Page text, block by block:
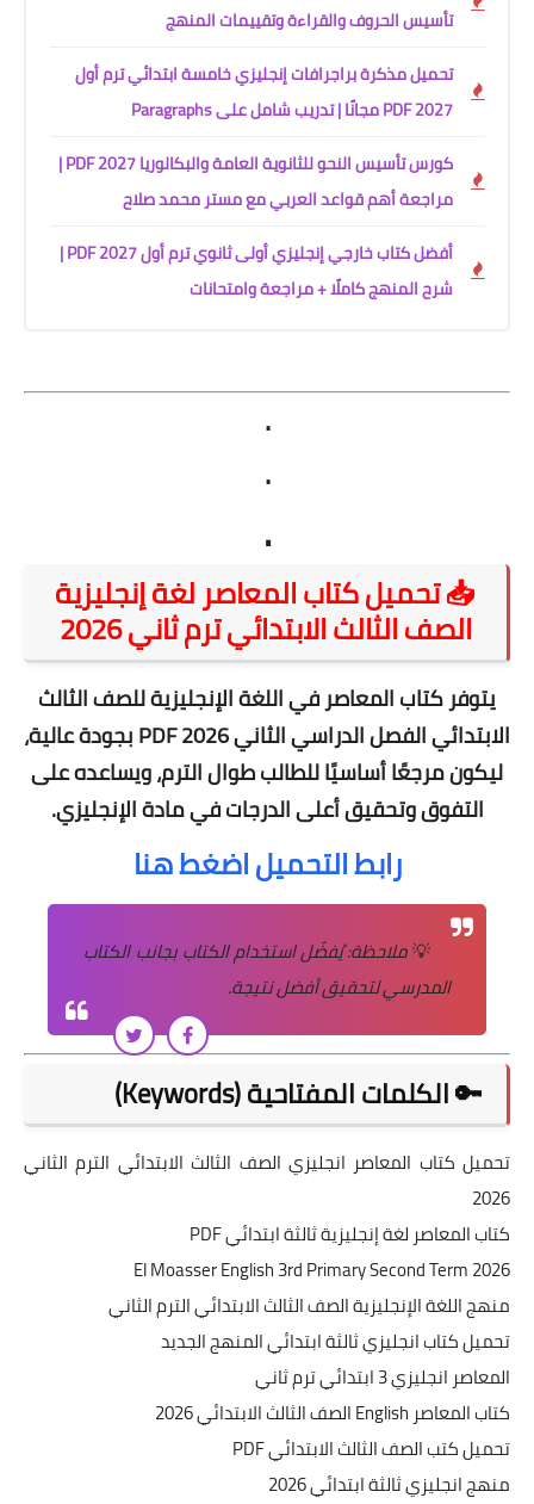
تأسيس الحروف والقراءة وتقييمات المنهج
تحميل مذكرة براجرافات إنجليزي خامسة ابتدائي ترم أول
2027 PDF مجانًا | تدريب شامل على Paragraphs
كورس تأسيس النحو للثانوية العامة والبكالوريا 2027 PDF |
مراجعة أهم قواعد العربي مع مستر محمد صلاح
أفضل كتاب خارجي إنجليزي أولى ثانوي ترم أول 2027 PDF |
شرح المنهج كاملًا + مراجعة وامتحانات
.
.
.
📥 تحميل كتاب المعاصر لغة إنجليزية
الصف الثالث الابتدائي ترم ثاني 2026
يتوفركتاب المعاصر في اللغة الإنجليزية للصف الثالث
الابتدائي الفصل الدراسي الثاني 2026 PDF
بجودة عالية،
ليكون مرجعًا أساسيًا للطالب طوال الترم، ويساعده على
التفوق وتحقيق أعلى الدرجات في مادة الإنجليزي.
رابط التحميل اضغط هنا
💡ملاحظة: يُفضّل استخدام الكتاب بجانب الكتاب
المدرسي لتحقيق أفضل نتيجة.
🔑 الكلمات المفتاحية (Keywords)
تحميل كتاب المعاصر انجليزي الصف الثالث الابتدائي الترم الثاني
2026
كتاب المعاصر لغة إنجليزية ثالثة ابتدائي PDF
El Moasser English 3rd Primary Second Term 2026
منهج اللغة الإنجليزية الصف الثالث الابتدائي الترم الثاني
تحميل كتاب انجليزي ثالثة ابتدائي المنهج الجديد
المعاصر انجليزي 3 ابتدائي ترم ثاني
كتاب المعاصر English الصف الثالث الابتدائي 2026
تحميل كتب الصف الثالث الابتدائي PDF
منهج انجليزي ثالثة ابتدائي 2026